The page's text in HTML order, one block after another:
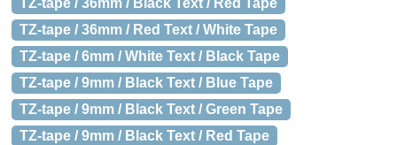
TZ-tape / 36mm / Black Text / Red Tape
TZ-tape / 36mm / Red Text / White Tape
TZ-tape / 6mm / White Text / Black Tape
TZ-tape / 9mm / Black Text / Blue Tape
TZ-tape / 9mm / Black Text / Green Tape
TZ-tape / 9mm / Black Text / Red Tape